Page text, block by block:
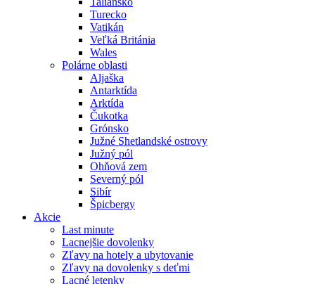
Turecko
Vatikán
Veľká Británia
Wales
Polárne oblasti
Aljaška
Antarktída
Arktída
Čukotka
Grónsko
Južné Shetlandské ostrovy
Južný pól
Ohňová zem
Severný pól
Sibír
Špicbergy
Akcie
Last minute
Lacnejšie dovolenky
Zľavy na hotely a ubytovanie
Zľavy na dovolenky s deťmi
Lacné letenky